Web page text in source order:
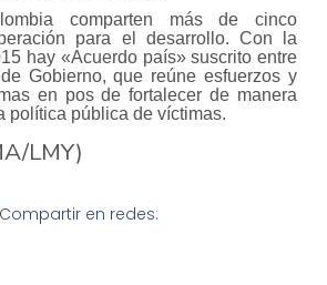
comparten más de cinco
para el desarrollo. Con la
hay «Acuerdo país» suscrito entre
Gobierno, que reúne esfuerzos y
en pos de fortalecer de manera
política pública de víctimas.
LMY)
Compartir en redes: